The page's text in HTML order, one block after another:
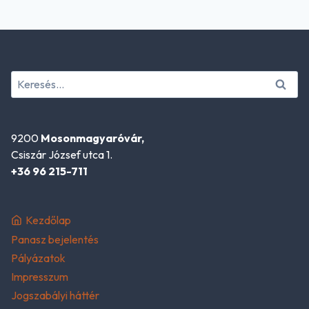
Keresés:
9200 Mosonmagyaróvár,
Csiszár József utca 1.
+36 96 215-711
Kezdőlap
Panasz bejelentés
Pályázatok
Impresszum
Jogszabályi háttér